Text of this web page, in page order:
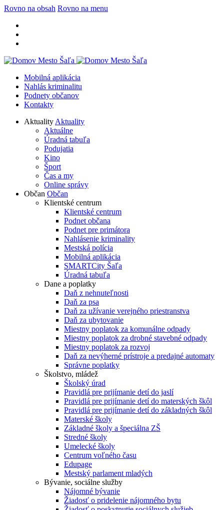
Rovno na obsah Rovno na menu
Mobilná aplikácia
Nahlás kriminalitu
Podnety občanov
Kontakty
Aktuality Aktuality
Aktuálne
Úradná tabuľa
Podujatia
Kino
Šport
Čas a my
Online správy
Občan Občan
Klientské centrum
Klientské centrum
Podnet občana
Podnet pre primátora
Nahlásenie kriminality
Mestská polícia
Mobilná aplikácia
SMARTCity Šaľa
Úradná tabuľa
Dane a poplatky
Daň z nehnuteľnosti
Daň za psa
Daň za užívanie verejného priestranstva
Daň za ubytovanie
Miestny poplatok za komunálne odpady
Miestny poplatok za drobné stavebné odpady
Miestny poplatok za rozvoj
Daň za nevýherné prístroje a predajné automaty
Správne poplatky
Školstvo, mládež
Školský úrad
Pravidlá pre prijímanie detí do jaslí
Pravidlá pre prijímanie detí do materských škôl
Pravidlá pre prijímanie detí do základných škôl
Materské školy
Základné školy a špeciálna ZŠ
Stredné školy
Umelecké školy
Centrum voľného času
Edupage
Mestský parlament mladých
Bývanie, sociálne služby
Nájomné bývanie
Žiadosť o pridelenie nájomného bytu